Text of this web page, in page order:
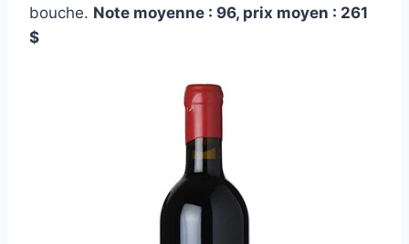
bouche. Note moyenne : 96, prix moyen : 261
$